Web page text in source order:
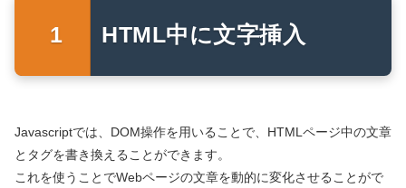
HTML中に文字挿入
Javascriptでは、DOM操作を用いることで、HTMLページ中の文章
とタグを書き換えることができます。
これを使うことでWebページの文章を動的に変化させることがで